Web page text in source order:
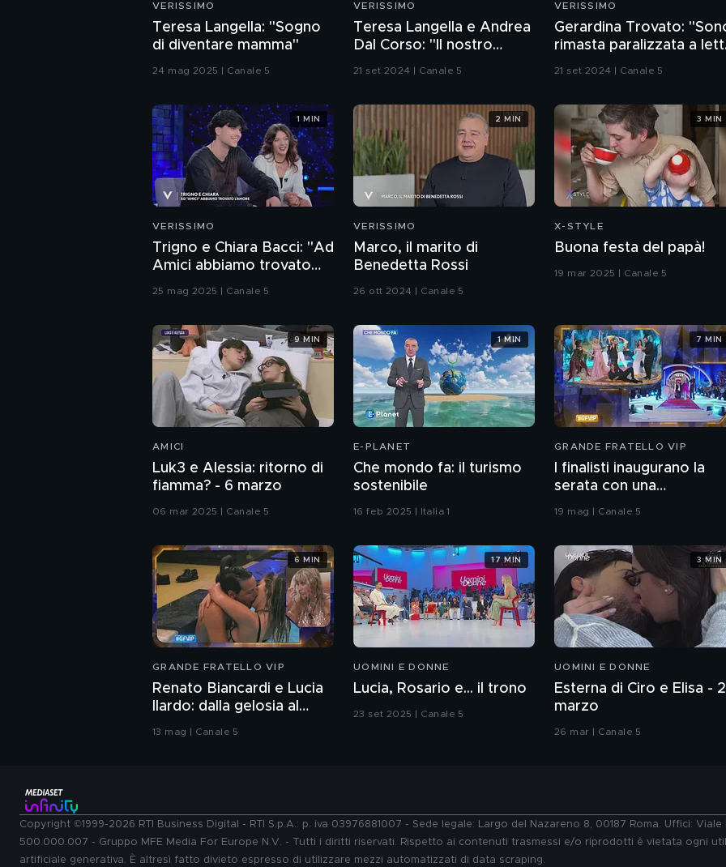
VERISSIMO
Teresa Langella: "Sogno
di diventare mamma"
24 mag 2025 | Canale 5
VERISSIMO
Teresa Langella e Andrea
Dal Corso: "Il nostro
matrimonio da favola"
21 set 2024 | Canale 5
VERISSIMO
Gerardina Trovato:
rimasta paralizzata a
per otto mesi"
21 set 2024 | Canale 5
VERISSIMO
Trigno e Chiara Bacci: "Ad
Amici abbiamo trovato
25 mag 2025 | Canale 5
1 MIN
VERISSIMO
Marco, il marito di
Benedetta Rossi
26 ott 2024 | Canale 5
2 MIN
X-STYLE
Buona festa del papà!
19 mar 2025 | Canale 5
3 MIN
AMICI
Luk3 e Alessia: ritorno di
fiamma? - 6 marzo
06 mar 2025 | Canale 5
9 MIN
E-PLANET
Che mondo fa: il turismo
sostenibile
16 feb 2025 | Italia 1
1 MIN
GRANDE FRATELLO VIP
I finalisti inaugurano la
serata con una
coreografia
19 mag | Canale 5
7 MIN
GRANDE FRATELLO VIP
Renato Biancardi e Lucia
Ilardo: dalla gelosia al
13 mag | Canale 5
6 MIN
UOMINI E DONNE
Lucia, Rosario e... il trono
23 set 2025 | Canale 5
17 MIN
UOMINI E DONNE
Esterna di Ciro e Elisa -
marzo
26 mar | Canale 5
3 MIN
Copyright ©1999-2026 RTI Business Digital - RTI S.p.A.: p. iva 03976881007 - Sede legale: Largo del Nazareno 8, 00187 Roma. Uffici:
500.000.007 - Gruppo MFE Media For Europe N.V. - Tutti i diritti riservati. Rispetto ai contenuti trasmessi e/o riprodotti è vietata ogni
artificiale generativa. È altresì fatto divieto espresso di utilizzare mezzi automatizzati di data scraping.